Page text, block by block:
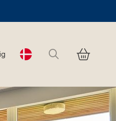
Change language
Søg